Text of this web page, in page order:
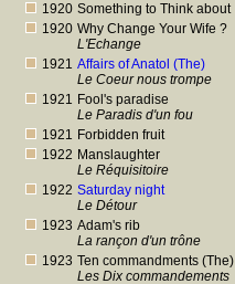
1920 Something to Think about
1920 Why Change Your Wife ?
L'Echange
1921 Affairs of Anatol (The)
Le Coeur nous trompe
1921 Fool's paradise
Le Paradis d'un fou
1921 Forbidden fruit
1922 Manslaughter
Le Réquisitoire
1922 Saturday night
Le Détour
1923 Adam's rib
La rançon d'un trône
1923 Ten commandments (The)
Les Dix commandements